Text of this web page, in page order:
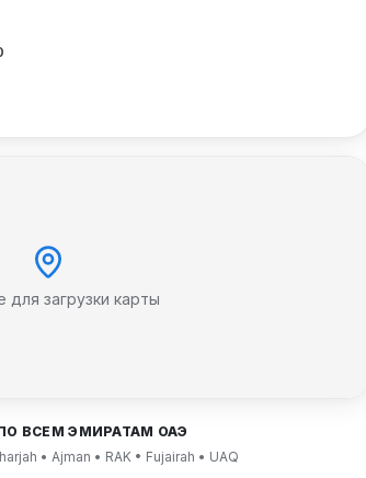
для загрузки карты
ВСЕМ ЭМИРАТАМ ОАЭ
• Ajman • RAK • Fujairah • UAQ